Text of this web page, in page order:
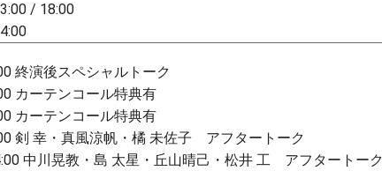
/ 18:00
終演後スペシャルトーク
カーテンコール特典有
カーテンコール特典有
剣 幸・真風涼帆・橘 未佐子 アフタートーク
中川晃教・島 太星・丘山晴己・松井 工 アフタートーク